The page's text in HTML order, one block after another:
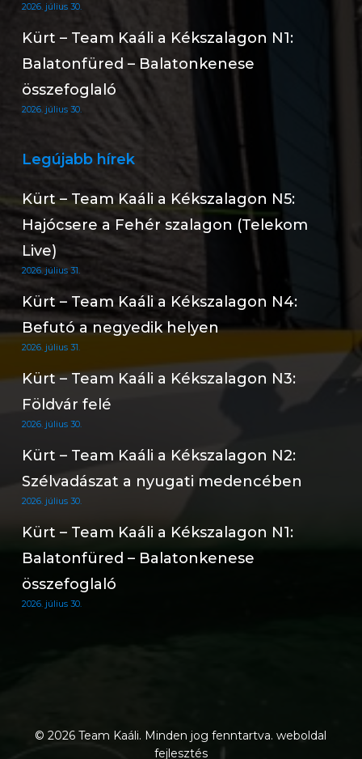
2026. július 30.
Kürt – Team Kaáli a Kékszalagon N1:
Balatonfüred – Balatonkenese
összefoglaló
2026. július 30.
Legújabb hírek
Kürt – Team Kaáli a Kékszalagon N5:
Hajócsere a Fehér szalagon (Telekom
Live)
2026. július 31.
Kürt – Team Kaáli a Kékszalagon N4:
Befutó a negyedik helyen
2026. július 31.
Kürt – Team Kaáli a Kékszalagon N3:
Földvár felé
2026. július 30.
Kürt – Team Kaáli a Kékszalagon N2:
Szélvadászat a nyugati medencében
2026. július 30.
Kürt – Team Kaáli a Kékszalagon N1:
Balatonfüred – Balatonkenese
összefoglaló
2026. július 30.
© 2026 Team Kaáli. Minden jog fenntartva.weboldal
fejlesztés